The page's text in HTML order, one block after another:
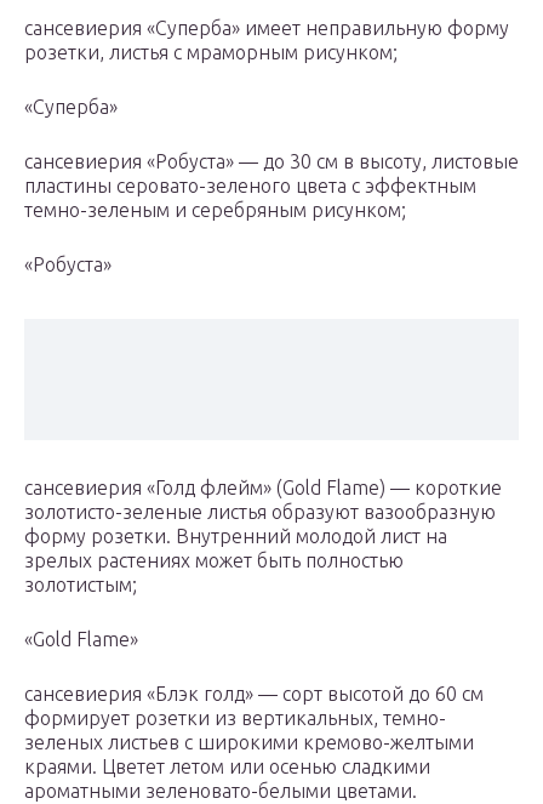
сансевиерия «Суперба» имеет неправильную форму
розетки, листья с мраморным рисунком;
«Суперба»
сансевиерия «Робуста» — до 30 см в высоту, листовые
пластины серовато-зеленого цвета с эффектным
темно-зеленым и серебряным рисунком;
«Робуста»
сансевиерия «Голд флейм» (Gold Flame) — короткие
золотисто-зеленые листья образуют вазообразную
форму розетки. Внутренний молодой лист на
зрелых растениях может быть полностью
золотистым;
«Gold Flame»
сансевиерия «Блэк голд» — сорт высотой до 60 см
формирует розетки из вертикальных, темно-
зеленых листьев с широкими кремово-желтыми
краями. Цветет летом или осенью сладкими
ароматными зеленовато-белыми цветами.